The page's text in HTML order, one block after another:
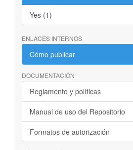
Yes (1)
ENLACES INTERNOS
Cómo publicar
DOCUMENTACIÓN
Reglamento y políticas
Manual de uso del Repositorio
Formatos de autorización